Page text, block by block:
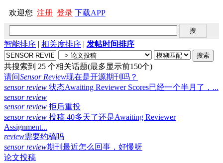
欢迎您 注册 登录 下载APP
智能排序 | 相关度排序 | 发帖时间排序
共搜索到 25 个相关话题(最多显示前150个)
请问Sensor Review现在是开源期刊吗？
sensor review 状态Awaiting Reviewer Scores已经一个半月了，...
sensor review
sensor review 拒后重投
sensor review 投稿 40多天了还是Awaiting Reviewer
Assignment...
review需要约稿吗
sensor review期刊最近怎么回事，好慢呀
论文投稿